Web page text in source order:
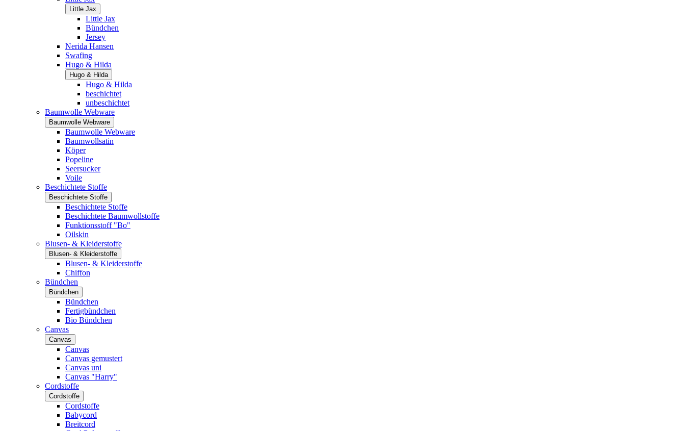
Little Jax
Little Jax
Bündchen
Jersey
Nerida Hansen
Swafing
Hugo & Hilda
Hugo & Hilda
Hugo & Hilda
beschichtet
unbeschichtet
Baumwolle Webware
Baumwolle Webware
Baumwolle Webware
Baumwollsatin
Köper
Popeline
Seersucker
Voile
Beschichtete Stoffe
Beschichtete Stoffe
Beschichtete Stoffe
Beschichtete Baumwollstoffe
Funktionsstoff "Bo"
Oilskin
Blusen- & Kleiderstoffe
Blusen- & Kleiderstoffe
Blusen- & Kleiderstoffe
Chiffon
Bündchen
Bündchen
Bündchen
Fertigbündchen
Bio Bündchen
Canvas
Canvas
Canvas
Canvas gemustert
Canvas uni
Canvas "Harry"
Cordstoffe
Cordstoffe
Cordstoffe
Babycord
Breitcord